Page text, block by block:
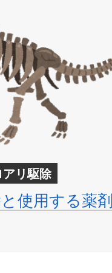
アリ駆除
使用する薬